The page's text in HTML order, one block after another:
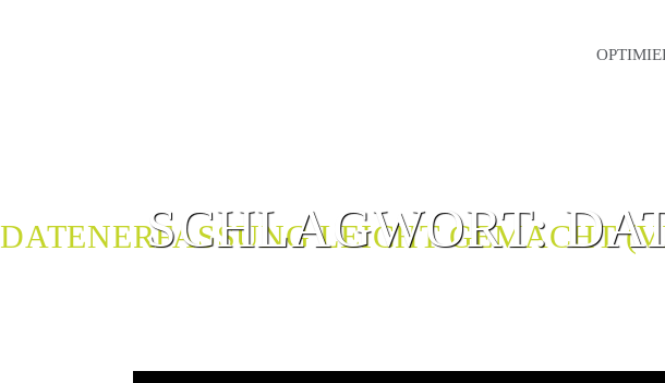
SCHLAGWORT:
DATENERFASSUNG LEICHT GEMACHT